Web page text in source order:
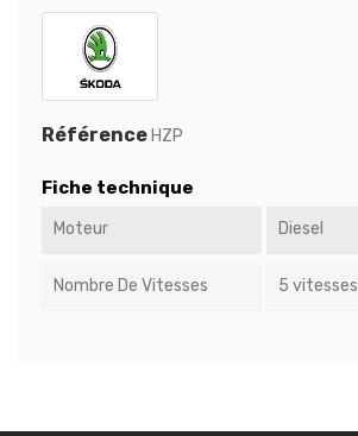
Référence HZP
Fiche technique
Moteur Diesel
Nombre De Vitesses 5 vitesses